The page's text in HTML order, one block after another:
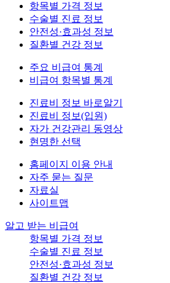
항목별 가격 정보
수술별 진료 정보
안전성·효과성 정보
질환별 건강 정보
주요 비급여 통계
비급여 항목별 통계
진료비 정보 바로알기
진료비 정보(입원)
자가 건강관리 동영상
현명한 선택
홈페이지 이용 안내
자주 묻는 질문
자료실
사이트맵
알고 받는 비급여
항목별 가격 정보
수술별 진료 정보
안전성·효과성 정보
질환별 건강 정보